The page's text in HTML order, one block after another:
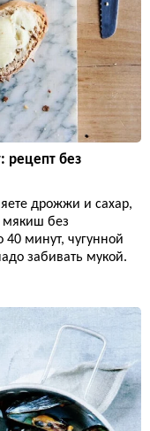
рецепт без
дрожжи и сахар,
мякиш без
40 минут, чугунной
забивать мукой.